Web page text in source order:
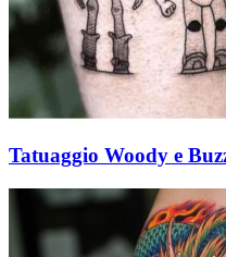
Tatuaggio Woody e